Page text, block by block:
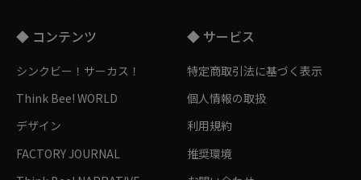
◆ コンテンツ
シンクビー！サーカス！
Think Bee! WORLD
デザイン
FACTORY JOURNAL
◆ サービス
特定商取引法に基づく表示
個人情報の取扱
利用規約
推奨環境